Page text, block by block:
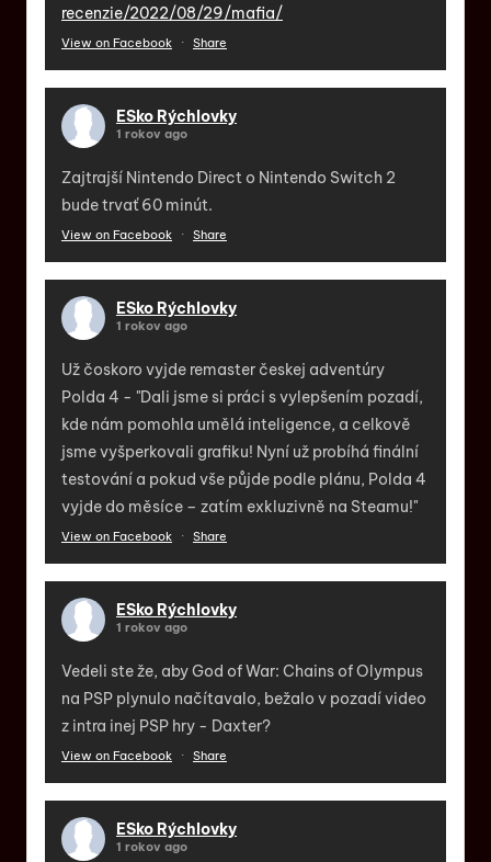
recenzie/2022/08/29/mafia/
View on Facebook · Share
ESko Rýchlovky
1 rokov ago
Zajtrajší Nintendo Direct o Nintendo Switch 2
bude trvať 60 minút.
View on Facebook · Share
ESko Rýchlovky
1 rokov ago
Už čoskoro vyjde remaster českej adventúry
Polda 4 - "Dali jsme si práci s vylepšením pozadí,
kde nám pomohla umělá inteligence, a celkově
jsme vyšperkovali grafiku! Nyní už probíhá finální
testování a pokud vše půjde podle plánu, Polda 4
vyjde do měsíce – zatím exkluzivně na Steamu!"
View on Facebook · Share
ESko Rýchlovky
1 rokov ago
Vedeli ste že, aby God of War: Chains of Olympus
na PSP plynulo načítavalo, bežalo v pozadí video
z intra inej PSP hry - Daxter?
View on Facebook · Share
ESko Rýchlovky
1 rokov ago